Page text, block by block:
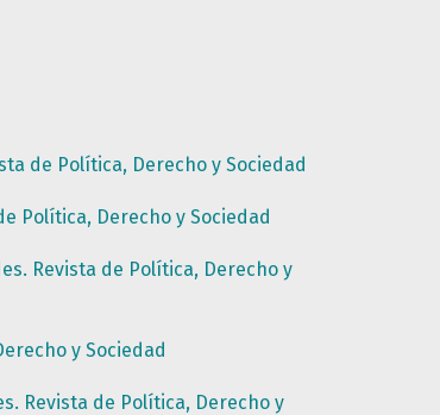
de Política, Derecho y Sociedad
Política, Derecho y Sociedad
Revista de Política, Derecho y
y Sociedad
Revista de Política, Derecho y